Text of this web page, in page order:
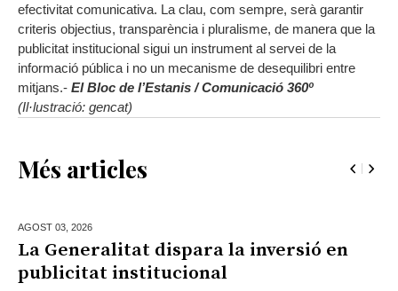
efectivitat comunicativa. La clau, com sempre, serà garantir
criteris objectius, transparència i pluralisme, de manera que la
publicitat institucional sigui un instrument al servei de la
informació pública i no un mecanisme de desequilibri entre
mitjans.- El Bloc de l’Estanis / Comunicació 360º
(Il·lustració: gencat)
Més articles
AGOST 03, 2026
La Generalitat dispara la inversió en
publicitat institucional